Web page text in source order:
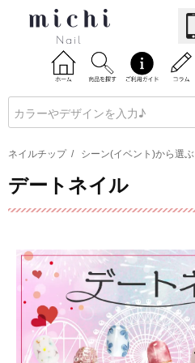
ネイルチップ / シーン(イベント)から選ぶ
デートネイル